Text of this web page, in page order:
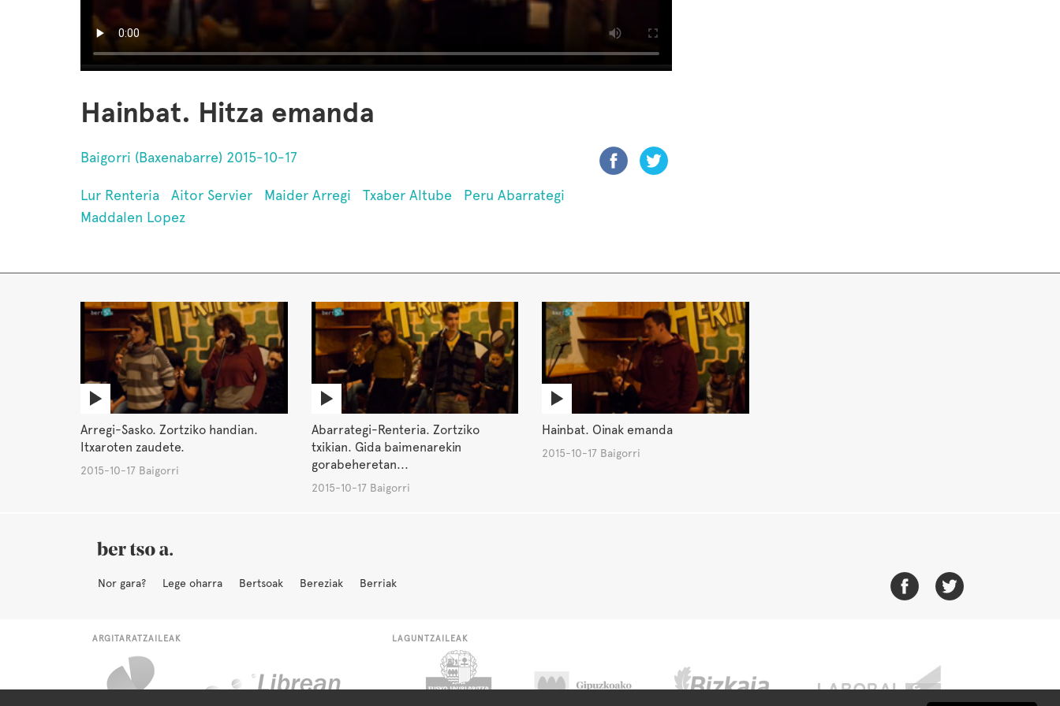
Hainbat. Hitza emanda
Baigorri (Baxenabarre) 2015-10-17
Lur Renteria Aitor Servier Maider Arregi Txaber Altube
Peru Abarrategi
Maddalen Lopez
Arregi-Sasko. Zortziko handian.
Itxaroten zaudete.
2015-10-17 Baigorri
Abarrategi-Renteria. Zortziko
txikian. Gida baimenarekin
gorabeheretan...
2015-10-17 Baigorri
Hainbat. Oinak emanda
2015-10-17 Baigorri
Nor gara? Lege oharra Bertsoak Bereziak Berriak
ARGITARATZAILEAK LAGUNTZAILEAK